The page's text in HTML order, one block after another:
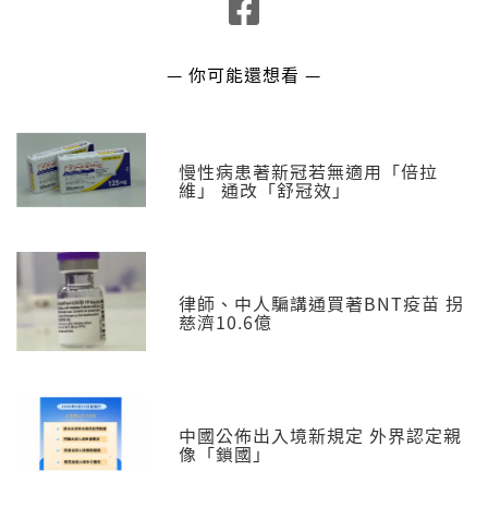
— 你可能還想看 —
慢性病患著新冠若無適用「倍拉
維」 通改「舒冠效」
律師、中人騙講通買著BNT疫苗 拐
慈濟10.6億
中國公佈出入境新規定 外界認定親
像「鎖國」